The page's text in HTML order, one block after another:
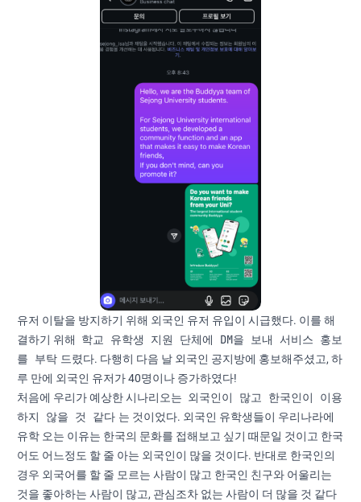
유저 이탈을 방지하기 위해 외국인 유저 유입이 시급했다. 이를 해
결하기 위해
학교 유학생 지원 단체에 DM을 보내 서비스 홍보
를 부탁 드렸다. 다행히 다음 날 외국인 공지방에 홍보해주셨고, 하
루 만에 외국인 유저가 40명이나 증가하였다!
처음에 우리가 예상한 시나리오는 외국인이 많고 한국인이 이용
하지 않을 것 같다 는 것이었다. 외국인 유학생들이 우리나라에
유학 오는 이유는 한국의 문화를 접해보고 싶기 때문일 것이고 한국
어도 어느정도 할 줄 아는 외국인이 많을 것이다. 반대로 한국인의
경우 외국어를 할 줄 모르는 사람이 많고 한국인 친구와 어울리는
것을 좋아하는 사람이 많고, 관심조차 없는 사람이 더 많을 것 같다